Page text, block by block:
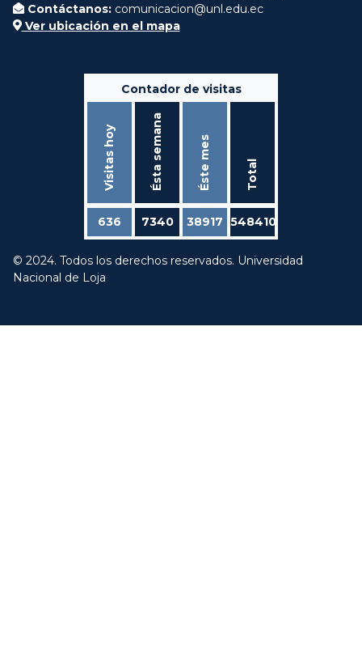
Contáctanos: comunicacion@unl.edu.ec
Ver ubicación en el mapa
Contador de visitas
Visitas hoy Ésta semana Éste mes Total
636 7340 38917 548410
© 2024. Todos los derechos reservados. Universidad
Nacional de Loja